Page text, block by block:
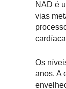
NAD é
vias
Os
anos. A